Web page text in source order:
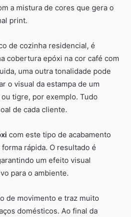
a mistura de cores que gera o
print.
de cozinha residencial, é
cobertura epóxi na cor café com
uma outra tonalidade pode
o visual da estampa de um
tigre, por exemplo. Tudo
de cada cliente.
com este tipo de acabamento
rápida. O resultado é
um efeito visual
para o ambiente.
de movimento e traz muito
domésticos. Ao final da